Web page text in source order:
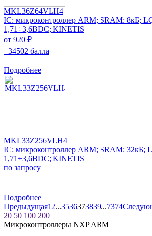
MKL36Z64VLH4
IC: микроконтроллер ARM; SRAM: 8кБ;
1,71÷3,6ВDC; KINETIS
от 920 ₽
+34502 балла
Подробнее
MKL33Z256VLH4
IC: микроконтроллер ARM; SRAM: 32кБ;
1,71÷3,6ВDC; KINETIS
по запросу
Подробнее
Предыдущая1 2...3536373839...7374
20 50 100 200
Микроконтроллеры NXP ARM